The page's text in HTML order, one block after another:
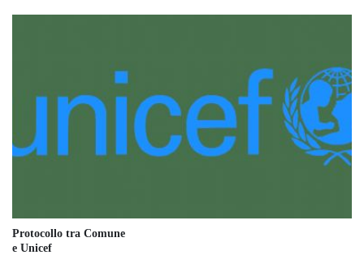
Protocollo tra Comune
e Unicef